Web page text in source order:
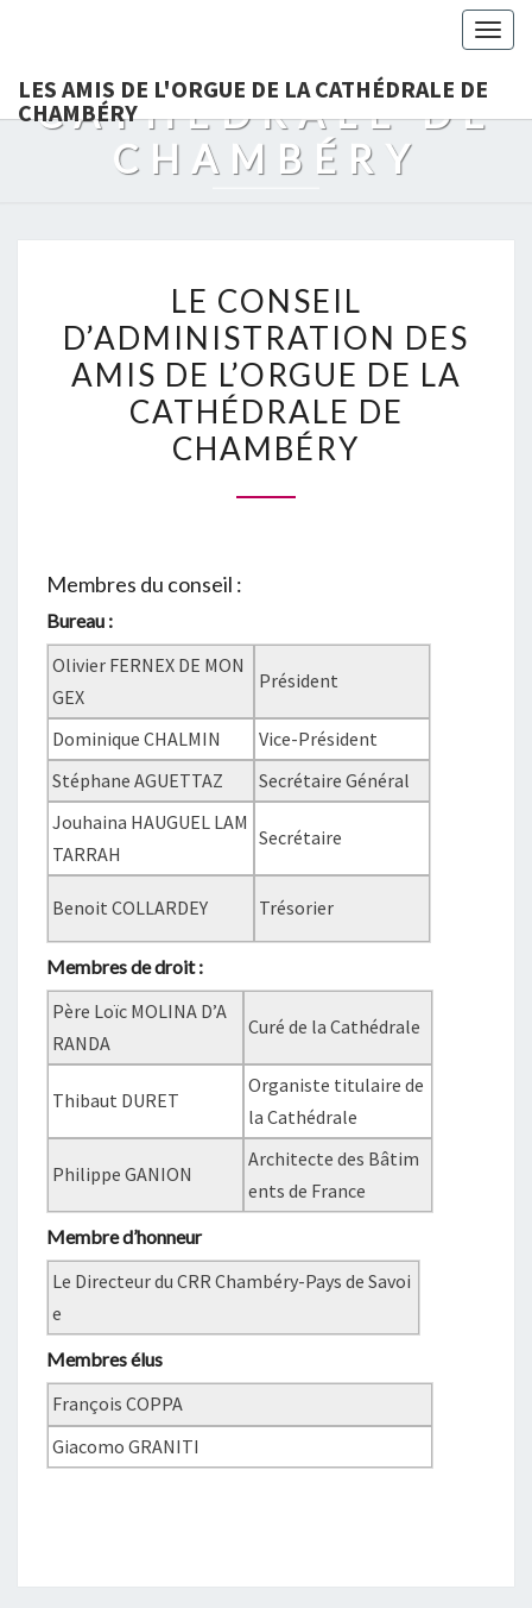
LES AMIS DE L'ORGUE DE LA CATHÉDRALE DE
CHAMBÉRY
L'ORGUE DE LA
CATHÉDRALE DE
CHAMBÉRY
CONSEIL
D’ADMINISTRATION
DES
AMIS
DE
L’ORGUE
DE
LE CONSEIL
D’ADMINISTRATION DES
AMIS DE L’ORGUE DE LA
CATHÉDRALE DE
CHAMBÉRY
Membres du conseil :
Bureau :
Olivier FERNEX DE MON
GEX
Président
Dominique CHALMIN
Vice-Président
Stéphane AGUETTAZ
Secrétaire Général
Jouhaina HAUGUEL LAM
TARRAH
Secrétaire
Benoit COLLARDEY Trésorier
Membres de droit :
Père Loïc MOLINA D’A
RANDA
Curé de la Cathédrale
Thibaut DURET
Organiste titulaire de
la Cathédrale
Philippe GANION
Architecte des Bâtim
ents de France
Membre d’honneur
Le Directeur du CRR Chambéry-Pays de Savoi
e
Membres élus
François COPPA
Giacomo GRANITI